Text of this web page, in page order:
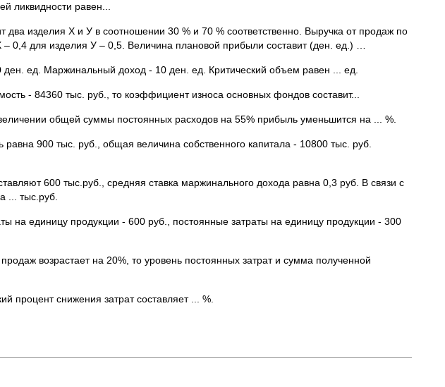
ликвидности равен...
изделия Х и У в соотношении 30 % и 70 % соответственно. Выручка от продаж по
0,4 для изделия У – 0,5. Величина плановой прибыли составит (ден. ед.) …
ед. Маржинальный доход - 10 ден. ед. Критический объем равен ... ед.
- 84360 тыс. руб., то коэффициент износа основных фондов составит...
общей суммы постоянных расходов на 55% прибыль уменьшится на ... %.
900 тыс. руб., общая величина собственного капитала - 10800 тыс. руб.
600 тыс.руб., средняя ставка маржинального дохода равна 0,3 руб. В связи с
... тыс.руб.
на единицу продукции - 600 руб., постоянные затраты на единицу продукции - 300
возрастает на 20%, то уровень постоянных затрат и сумма полученной
процент снижения затрат составляет ... %.